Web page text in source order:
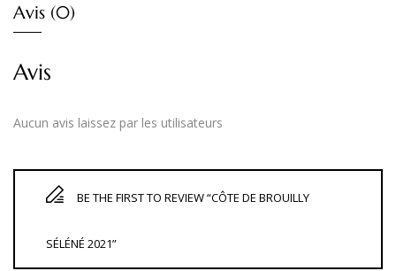
Avis (0)
Avis
Aucun avis laissez par les utilisateurs
BE THE FIRST TO REVIEW “CÔTE DE BROUILLY
SÉLÉNÉ 2021”